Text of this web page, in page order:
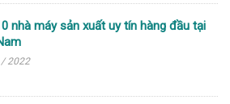
nhà máy sản xuất uy tín hàng đầu tại
/ 2022